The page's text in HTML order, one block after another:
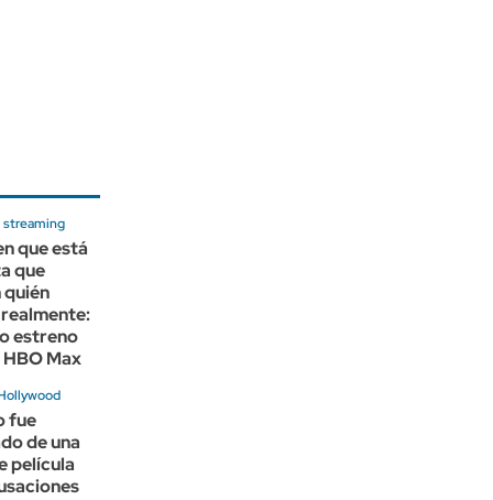
streaming
que está
que
estreno
Max
fue
de una
película